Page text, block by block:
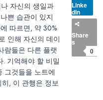
자신의 생일과
쁜 습관이 있지
따르면, 약 30%
인해 자신의 데이
람들은 다른 플랫
기억해야 할 비밀
그것들을 노트에
, 이 관행은 정보
Linke
dIn
Share
s
0